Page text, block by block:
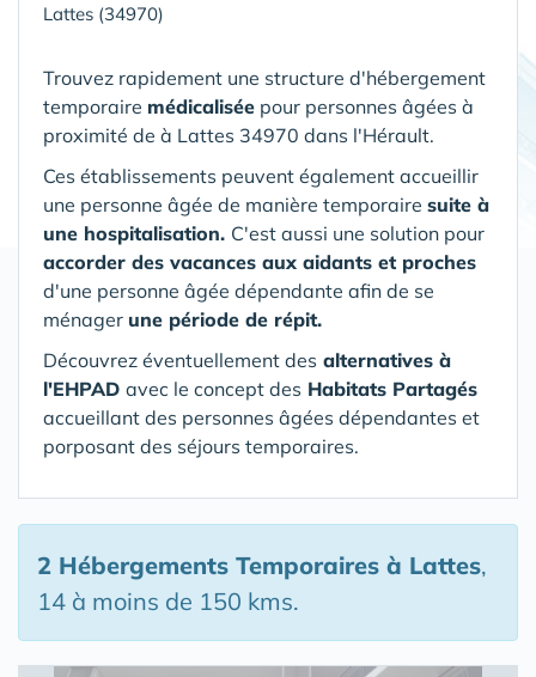
Lattes (34970)
Trouvez rapidement une structure d'hébergement
temporaire médicalisée pour personnes âgées à
proximité de à Lattes 34970 dans l'Hérault.
Ces établissements peuvent également accueillir
une personne âgée de manière temporaire suite à
une hospitalisation. C'est aussi une solution pour
accorder des vacances aux aidants et proches
d'une personne âgée dépendante afin de se
ménager une période de répit.
Découvrez éventuellement des alternatives à
l'EHPAD avec le concept des Habitats Partagés
accueillant des personnes âgées dépendantes et
porposant des séjours temporaires.
2 Hébergements Temporaires à Lattes,
14 à moins de 150 kms.